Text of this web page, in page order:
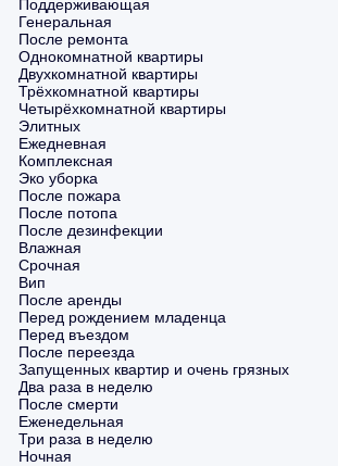
Поддерживающая
Генеральная
После ремонта
Однокомнатной квартиры
Двухкомнатной квартиры
Трёхкомнатной квартиры
Четырёхкомнатной квартиры
Элитных
Ежедневная
Комплексная
Эко уборка
После пожара
После потопа
После дезинфекции
Влажная
Срочная
Вип
После аренды
Перед рождением младенца
Перед въездом
После переезда
Запущенных квартир и очень грязных
Два раза в неделю
После смерти
Еженедельная
Три раза в неделю
Ночная